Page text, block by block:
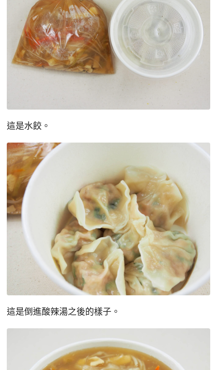
這是水餃。
這是倒進酸辣湯之後的樣子。